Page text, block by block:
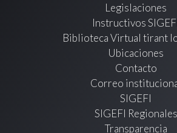
Legislaciones
Instructivos
Biblioteca Virtual tirant
Ubicaciones
Contacto
Correo
SIGEFI
SIGEFI Regionales
Transparencia